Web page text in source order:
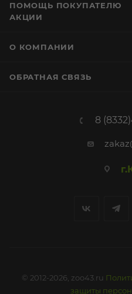
ПОМОЩЬ ПОКУПАТЕЛЮ
АКЦИИ
О КОМПАНИИ
ОБРАТНАЯ СВЯЗЬ
8
© 2012-2026, zoo43.ru
защиты